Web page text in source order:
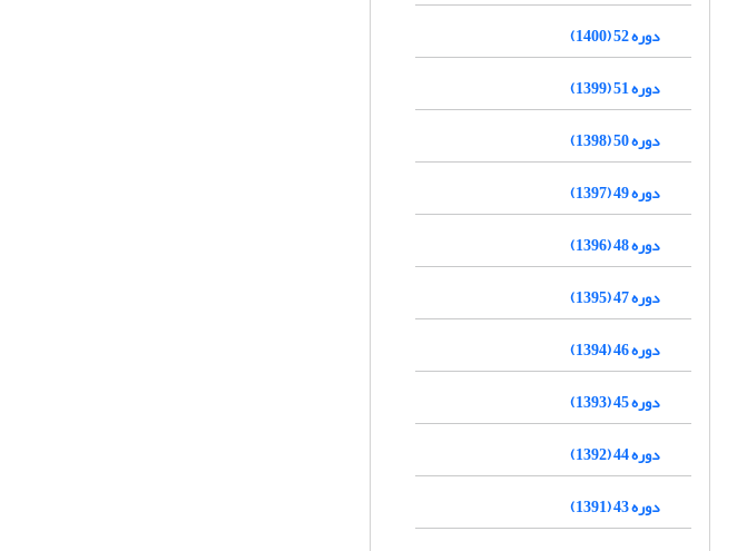
دوره 52 (1400)
دوره 51 (1399)
دوره 50 (1398)
دوره 49 (1397)
دوره 48 (1396)
دوره 47 (1395)
دوره 46 (1394)
دوره 45 (1393)
دوره 44 (1392)
دوره 43 (1391)